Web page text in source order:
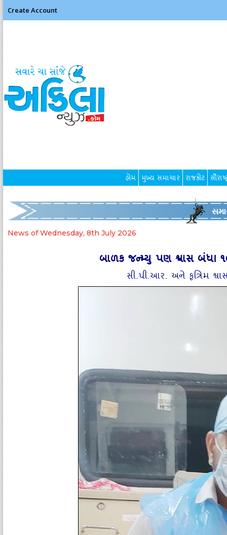
Create Account
હોમ મુખ્ય સમાચાર રાજકોટ
News of Wednesday, 8th July 2026
બાળક જન્‍મ્‍યુ પણ શ્વાસ બંધ!
સી.પી.આર. અને કૃત્રિમ